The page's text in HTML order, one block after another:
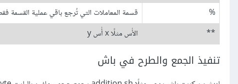
%
قسمة المعاملات التي تُرجع باقي عملية القسمة
**
الأُس مثلًا x أُس y
تنفيذ الجمع والطرح في باش